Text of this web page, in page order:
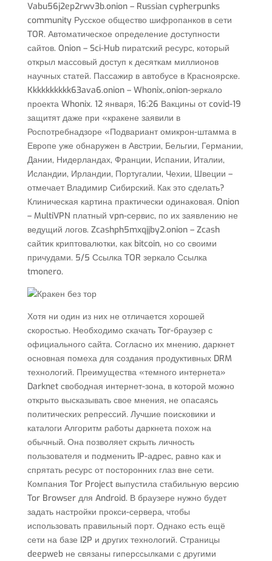
Vabu56j2ep2rwv3b.onion – Russian cypherpunks
community Русское общество шифропанков в сети
TOR. Автоматическое определение доступности
сайтов. Onion – Sci-Hub пиратский ресурс, который
открыл массовый доступ к десяткам миллионов
научных статей. Пассажир в автобусе в Красноярске.
Kkkkkkkkkk63ava6.onion – Whonix,.onion-зеркало
проекта Whonix. 12 января, 16:26 Вакцины от covid-19
защитят даже при «кракене заявили в
Роспотребнадзоре «Подвариант омикрон-штамма в
Европе уже обнаружен в Австрии, Бельгии, Германии,
Дании, Нидерландах, Франции, Испании, Италии,
Исландии, Ирландии, Португалии, Чехии, Швеции –
отмечает Владимир Сибирский. Как это сделать?
Клиническая картина практически одинаковая. Onion
– MultiVPN платный vpn-сервис, по их заявлению не
ведущий логов. Zcashph5mxqjjby2.onion – Zcash
сайтик криптовалютки, как bitcoin, но со своими
причудами. 5/5 Ссылка TOR зеркало Ссылка
tmonero.
Хотя ни один из них не отличается хорошей
скоростью. Необходимо скачать Tor-браузер с
официального сайта. Согласно их мнению, даркнет
основная помеха для создания продуктивных DRM
технологий. Преимущества «темного интернета»
Darknet свободная интернет-зона, в которой можно
открыто высказывать свое мнения, не опасаясь
политических репрессий. Лучшие поисковики и
каталоги Алгоритм работы даркнета похож на
обычный. Она позволяет скрыть личность
пользователя и подменить IP-адрес, равно как и
спрятать ресурс от посторонних глаз вне сети.
Компания Tor Project выпустила стабильную версию
Tor Browser для Android. В браузере нужно будет
задать настройки прокси-сервера, чтобы
использовать правильный порт. Однако есть ещё
сети на базе I2P и других технологий. Страницы
deepweb не связаны гиперссылками с другими